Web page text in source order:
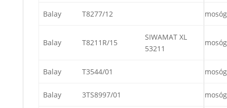
Balay T8277/12
Balay T8211R/15
SIWAMAT XL
53211
Balay T3544/01
Balay 3TS8997/01